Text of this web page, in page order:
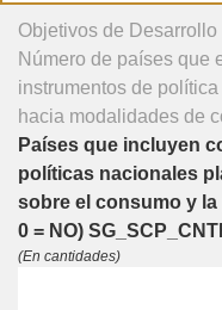
Consumo material
materia prima (en
2020)
Consumo material
prima (en toneladas)
META 12.3 De aquí a 2030,
cápita mundial en la venta al
las pérdidas de alimentos en
las pérdidas posteriores a la
INDICADOR 12.3.1 a)
desperdicio de alimentos
Desperdicios de
Objetivos de
Número de países que
instrumentos de
hacia modalidades de
Países que incluyen
políticas nacionales
sobre el consumo y
0 = NO)
(En cantidades)